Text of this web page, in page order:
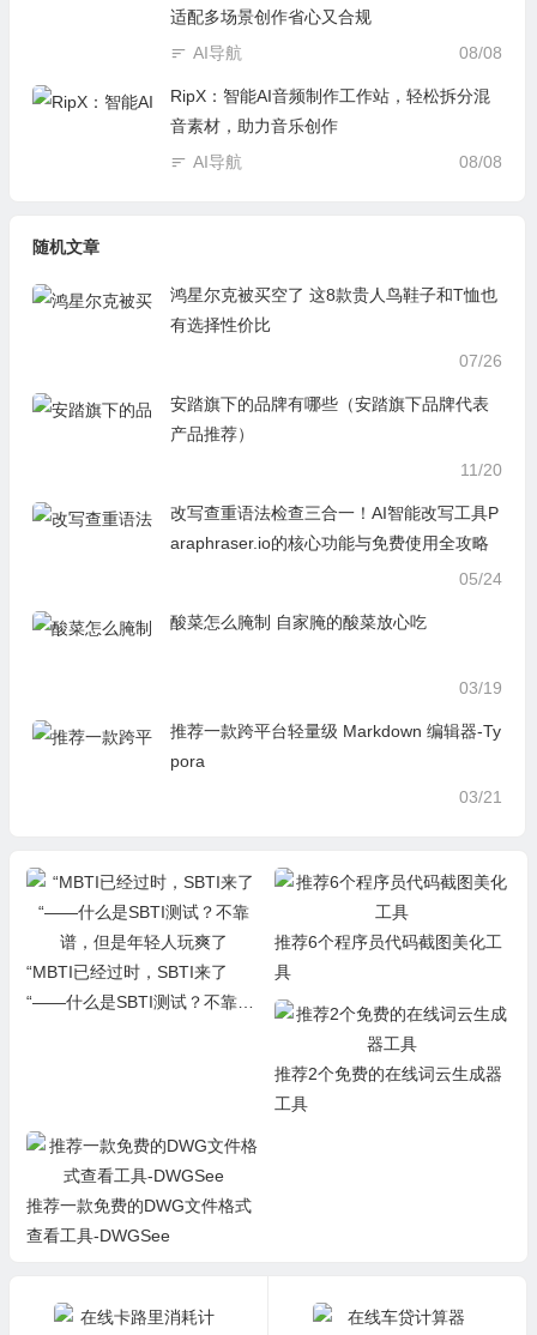
适配多场景创作省心又合规
08/08
AI导航
RipX：智能AI音频制作工作站，轻松拆分混
音素材，助力音乐创作
08/08
AI导航
随机文章
鸿星尔克被买空了 这8款贵人鸟鞋子和T恤也
有选择性价比
07/26
安踏旗下的品牌有哪些（安踏旗下品牌代表
产品推荐）
11/20
改写查重语法检查三合一！AI智能改写工具P
araphraser.io的核心功能与免费使用全攻略
05/24
酸菜怎么腌制 自家腌的酸菜放心吃
03/19
推荐一款跨平台轻量级 Markdown 编辑器-Ty
pora
03/21
“MBTI已经过时，SBTI来了
“——什么是SBTI测试？不靠
推荐6个程序员代码截图美化工
具
推荐2个免费的在线词云生成器
工具
推荐一款免费的DWG文件格式
查看工具-DWGSee